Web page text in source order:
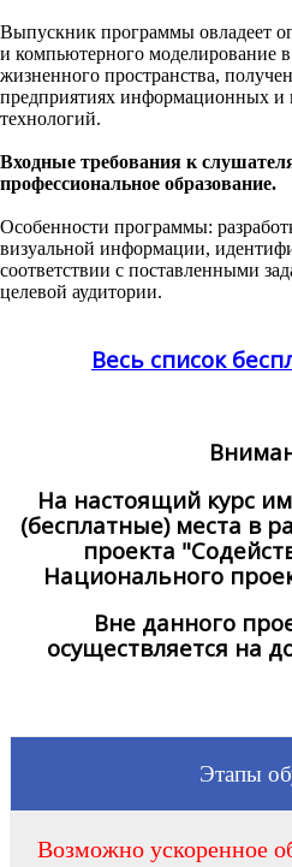
Выпускник программы овладеет
и компьютерного моделирование
жизненного пространства,
предприятиях информационных
технологий.
Входные требования к
профессиональное образование.
Особенности программы:
визуальной информации,
соответствии с поставленными
целевой аудитории.
Весь список
На настоящий курс
(бесплатные) места в
проекта
Национального
Вне данного
осуществляется на
Этапы
Возможно ускоренное